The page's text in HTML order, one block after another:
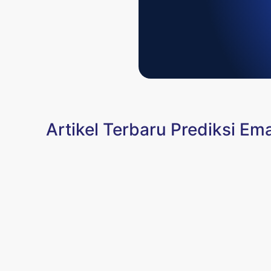
Artikel Terbaru Prediksi